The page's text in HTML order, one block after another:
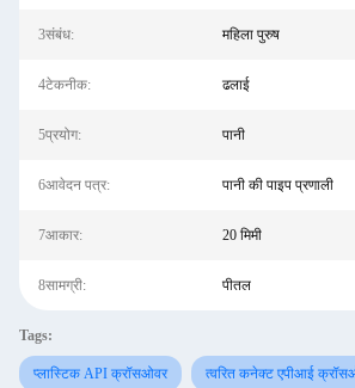
3संबंध: महिला पुरुष
4टेकनीक: ढलाई
5प्रयोग: पानी
6आवेदन पत्र: पानी की पाइप प्रणाली
7आकार: 20 मिमी
8सामग्री: पीतल
Tags:
प्लास्टिक API क्रॉसओवर त्वरित कनेक्ट एपीआई